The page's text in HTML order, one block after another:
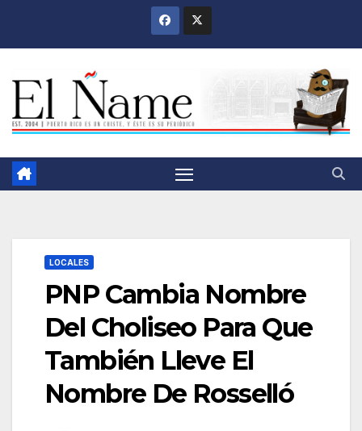
LOCALES
PNP Cambia Nombre
Del Choliseo Para Que
También Lleve El
Nombre De Rosselló